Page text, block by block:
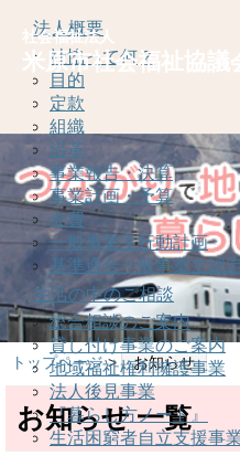
社会福祉法人
米原市社会福祉協議
法人概要
社協って何？
目的
定款
組織
沿革
事業報告・決算
事業計画・予算
会費
一般事業主行動計画
基準適合一般事業主認
生活の中のご相談
総合相談のご案内
貸し付け事業のご案内
地域福祉権利擁護事業
法人後見事業
『暮らし方ノート』
生活困窮者自立支援事
トップページ> お知らせ
お知らせ 一覧